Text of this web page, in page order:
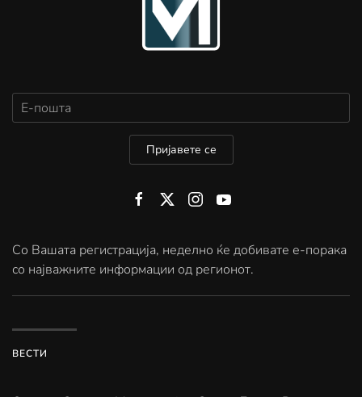
Пријавете се
Со Вашата регистрација, неделно ќе добивате е-порака
со најважните информации од регионот.
ВЕСТИ